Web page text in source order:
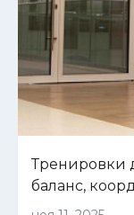
Тренировки
баланс,